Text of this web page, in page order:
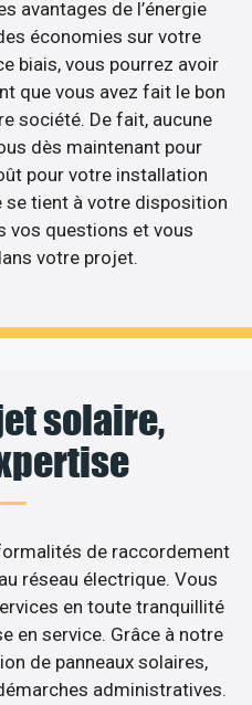
avantages de l’énergie
économies sur votre
biais, vous pourrez avoir
que vous avez fait le bon
société. De fait, aucune
dès maintenant pour
pour votre installation
se tient à votre disposition
vos questions et vous
votre projet.
solaire,
de raccordement
réseau électrique. Vous
en toute tranquillité
en service. Grâce à notre
de panneaux solaires,
administratives.